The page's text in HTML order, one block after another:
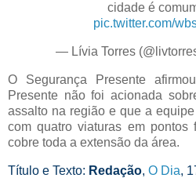
cidade é
pic.twitter.com/
— Lívia Torres
O Segurança Presente
Presente não foi acionada
assalto na região e que a
com quatro viaturas em
cobre toda a extensão da área.
Título e Texto: Redação, O Dia,